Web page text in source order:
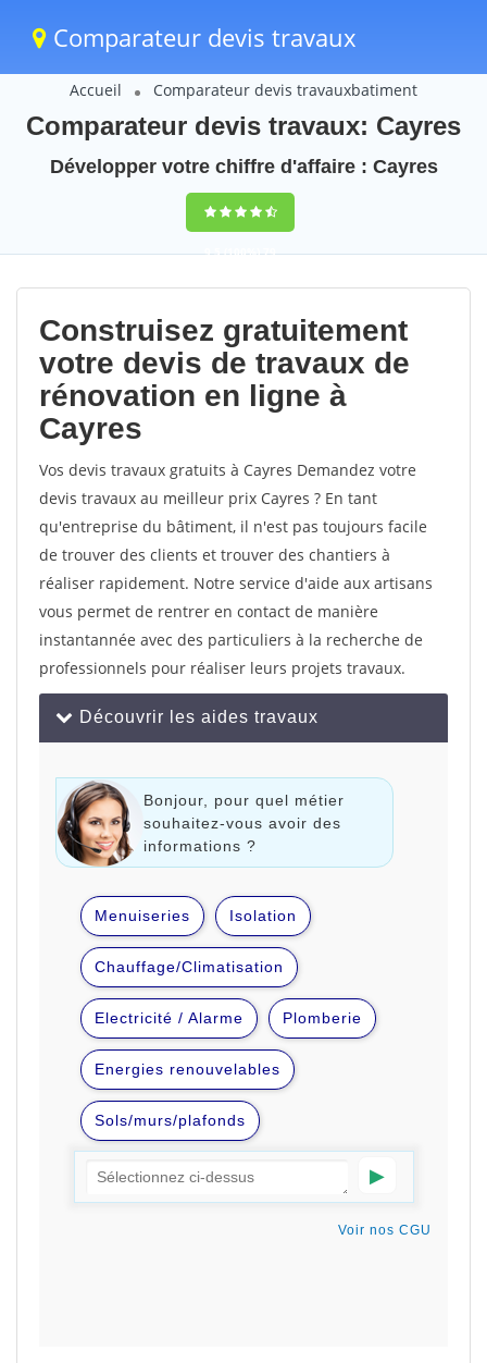
Comparateur devis travaux
Accueil Comparateur devis travauxbatiment
Comparateur devis travaux: Cayres
Développer votre chiffre d'affaire : Cayres
9,5(100%)79
votes
Construisez gratuitement
votre devis de travaux de
rénovation en ligne à
Cayres
Vos devis travaux gratuits à Cayres Demandez votre
devis travaux au meilleur prix Cayres ? En tant
qu'entreprise du bâtiment, il n'est pas toujours facile
de trouver des clients et trouver des chantiers à
réaliser rapidement. Notre service d'aide aux artisans
vous permet de rentrer en contact de manière
instantannée avec des particuliers à la recherche de
professionnels pour réaliser leurs projets travaux.